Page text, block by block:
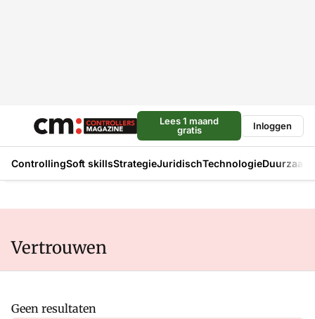
Lees 1 maand
gratis
Inloggen
ControllingSoft skillsStrategieJuridischTechnologie
Vertrouwen
Geen resultaten